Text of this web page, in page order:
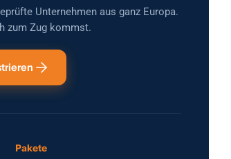
Unternehmen aus ganz Europa.
zum Zug kommst.
Pakete